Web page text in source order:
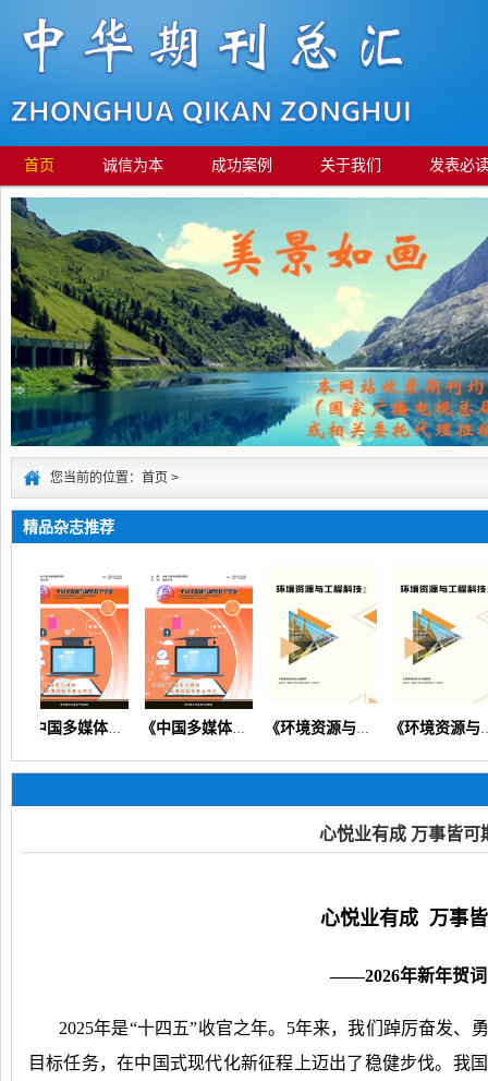
首页 诚信为本 成功案例 关于我们 发表必
您当前的位置：首页 >
精品杂志推荐
《中国多媒体与网络教学学报》（教育教学教研教改信息技术） 《中国多媒体与网络教学学报》 《环境资源与工程科技论坛》（生态环境矿产地质资源经济） 《环境资源与工程科技论坛》
心悦业有成 万事皆可
心悦业有成 万事
——2026年新年贺词
2025年是“十四五”收官之年。 5年来，我们踔厉奋发、
目标任务，在中国式现代化新征程上迈出了稳健步伐。我